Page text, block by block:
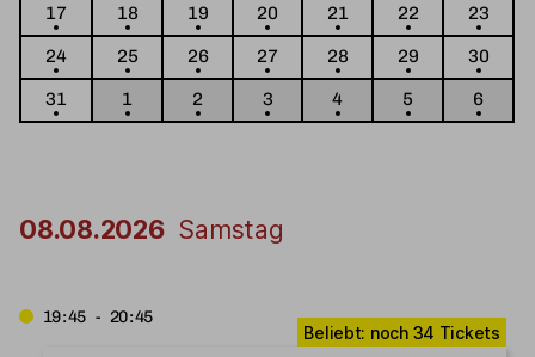
17
18 19 20 21 22
23
24
25 26 27 28 29
30
31
1 2 3 4 5 6
08.08.2026 Samstag
19:45 - 20:45